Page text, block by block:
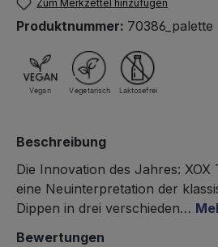
Zum Merkzettel hinzufügen
Produktnummer: 70386_palette
Beschreibung
Die Innovation des Jahres: XOX
eine Neuinterpretation der
Dippen in drei verschieden…
Bewertungen